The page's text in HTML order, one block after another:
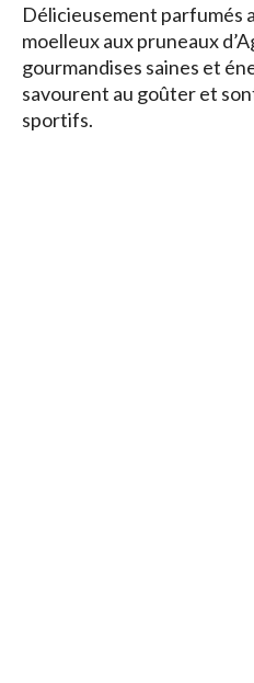
Délicieusement parfumés
moelleux aux pruneaux
gourmandises saines et
savourent au goûter et
sportifs.